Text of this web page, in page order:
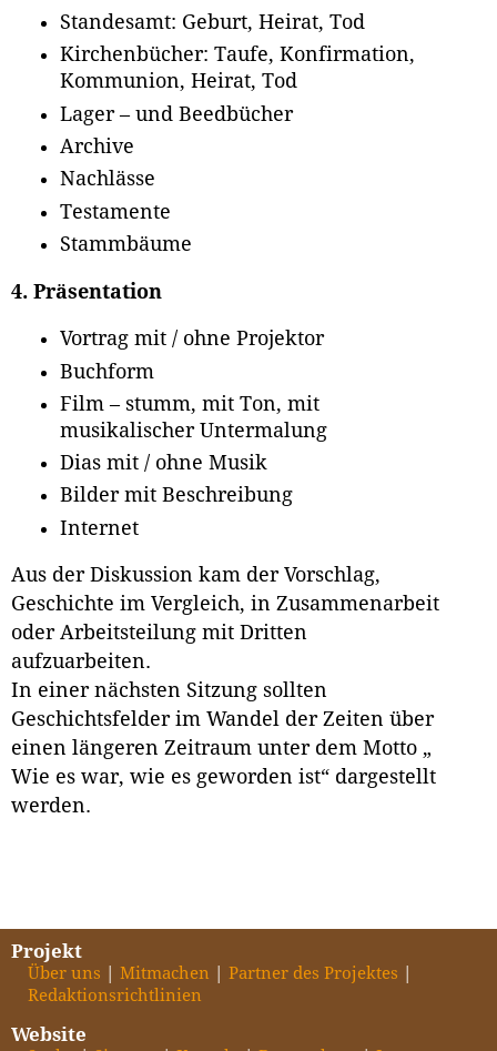
Standesamt: Geburt, Heirat, Tod
Kirchenbücher: Taufe, Konfirmation,
Kommunion, Heirat, Tod
Lager – und Beedbücher
Archive
Nachlässe
Testamente
Stammbäume
4. Präsentation
Vortrag mit / ohne Projektor
Buchform
Film – stumm, mit Ton, mit
musikalischer Untermalung
Dias mit / ohne Musik
Bilder mit Beschreibung
Internet
Aus der Diskussion kam der Vorschlag,
Geschichte im Vergleich, in Zusammenarbeit
oder Arbeitsteilung mit Dritten
aufzuarbeiten.
In einer nächsten Sitzung sollten
Geschichtsfelder im Wandel der Zeiten über
einen längeren Zeitraum unter dem Motto „
Wie es war, wie es geworden ist“ dargestellt
werden.
Projekt
Über uns Mitmachen
Partner des Projektes
Redaktionsrichtlinien
Website